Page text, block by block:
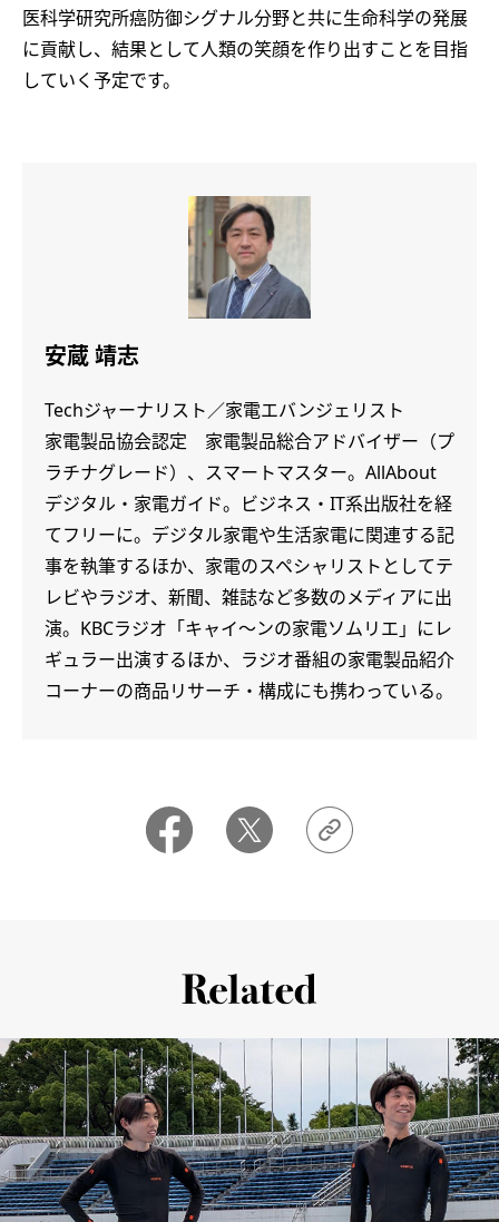
医科学研究所癌防御シグナル分野と共に生命科学の発展
に貢献し、結果として人類の笑顔を作り出すことを目指
していく予定です。
安蔵 靖志
Techジャーナリスト／家電エバンジェリスト
家電製品協会認定 家電製品総合アドバイザー（プ
ラチナグレード）、スマートマスター。AllAbout
デジタル・家電ガイド。ビジネス・IT系出版社を経
てフリーに。デジタル家電や生活家電に関連する記
事を執筆するほか、家電のスペシャリストとしてテ
レビやラジオ、新聞、雑誌など多数のメディアに出
演。KBCラジオ「キャイ～ンの家電ソムリエ」にレ
ギュラー出演するほか、ラジオ番組の家電製品紹介
コーナーの商品リサーチ・構成にも携わっている。